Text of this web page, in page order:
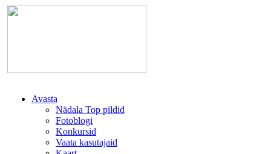
Avasta
Nädala Top pildid
Fotoblogi
Konkursid
Vaata kasutajaid